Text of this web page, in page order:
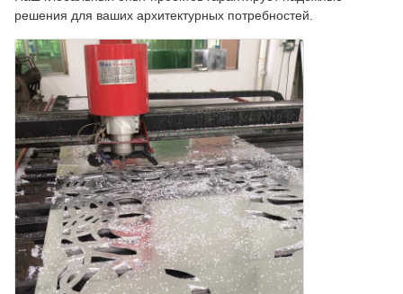
решения для ваших архитектурных потребностей.